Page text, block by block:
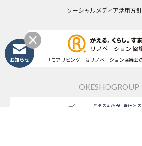
ソーシャルメディア活用方針
「モアリビング」はリノベーション協議会
OKESHOGROUP
お知らせ